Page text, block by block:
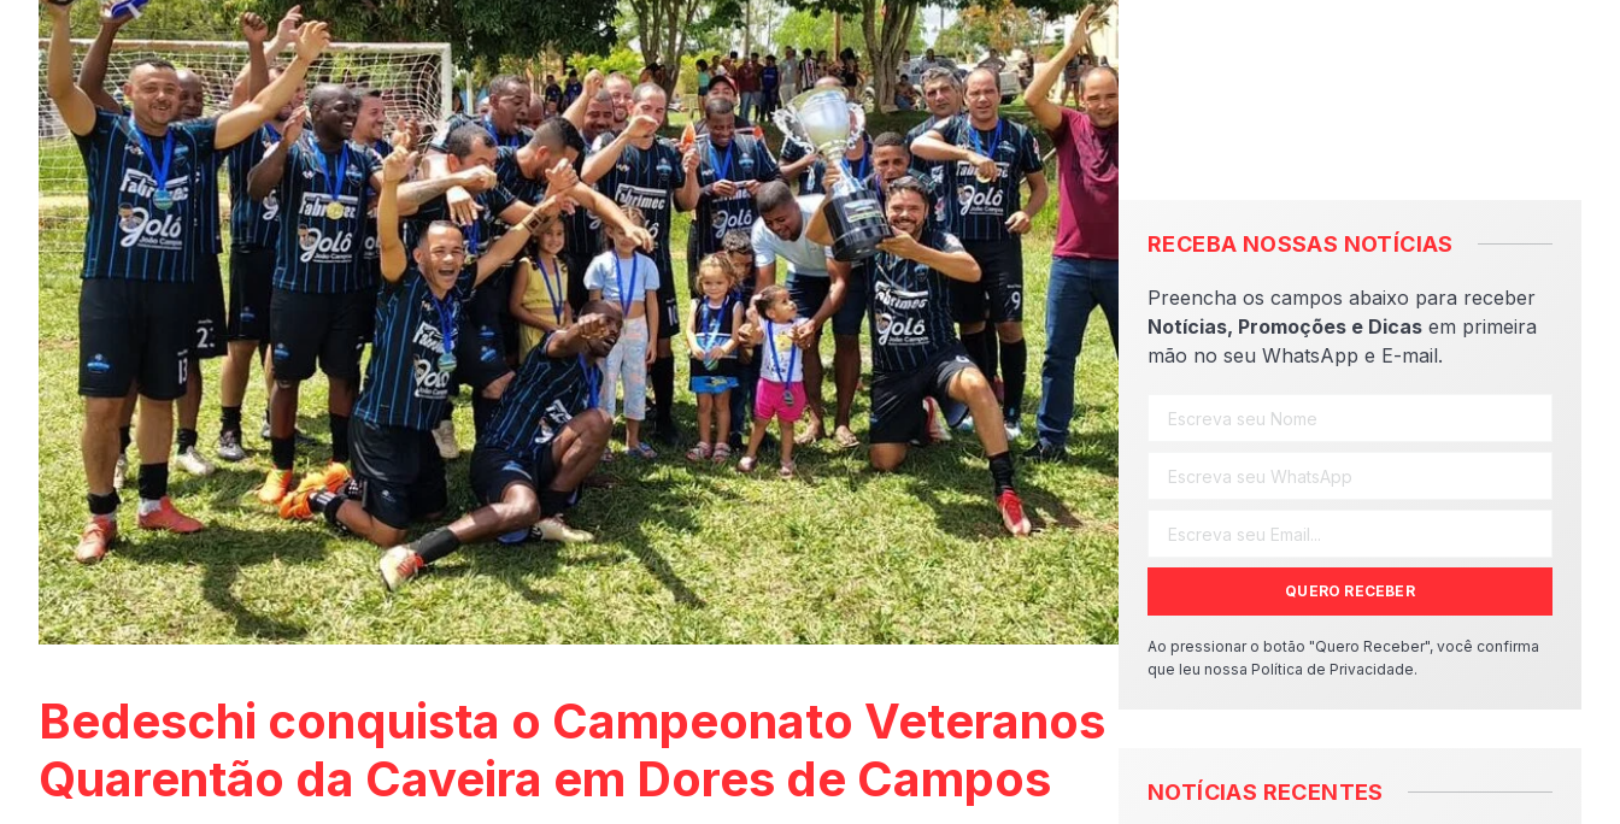
Bedeschi conquista o Campeonato Veteranos
Quarentão da Caveira em Dores de Campos
RECEBA NOSSAS NOTÍCIAS
Preencha os campos abaixo para receber
Notícias, Promoções e Dicas em primeira
mão no seu WhatsApp e E-mail.
QUERO RECEBER
Ao pressionar o botão "Quero Receber", você confirma
que leu nossa Política de Privacidade.
NOTÍCIAS RECENTES